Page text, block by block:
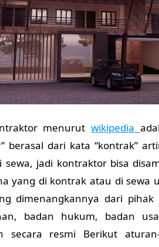
menurutwikipedia
berasal dari kata “kontrak”
sewa, jadi kontraktor bisa
yang di kontrak atau di sewa
dimenangkannya dari
badan hukum, badan
secara resmi Berikut